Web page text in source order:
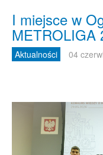
I miejsce w
METROLIGA
Aktualności 04